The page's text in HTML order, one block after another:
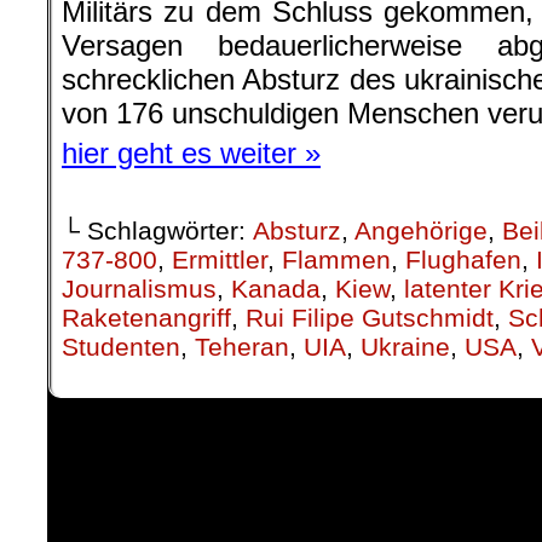
Militärs zu dem Schluss
Versagen bedauerlicherweise
schrecklichen Absturz des
von 176 unschuldigen Menschen
hier geht es weiter »
└ Schlagwörter: Absturz, Angehörige,
737-800, Ermittler, Flammen, Flughafen,
Journalismus, Kanada, Kiew, latenter
Raketenangriff, Rui Filipe Gutschmidt,
Studenten, Teheran, UIA, Ukraine, USA,